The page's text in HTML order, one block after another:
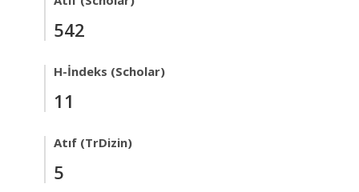
542
H-İndeks (Scholar)
11
Atıf (TrDizin)
5